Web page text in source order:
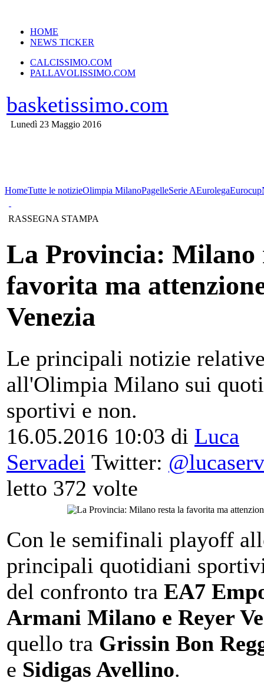
HOME
NEWS TICKER
CALCISSIMO.COM
PALLAVOLISSIMO.COM
basketissimo.com
Lunedì 23 Maggio 2016
HomeTutte le notizieOlimpia MilanoPagelleSerie AEurolegaEurocup
RASSEGNA STAMPA
La Provincia: Milano
favorita ma
Venezia
Le principali notizie
all'Olimpia Milano sui
sportivi e non.
16.05.2016 10:03 di Luca
Servadei Twitter:
letto 372 volte
Con le semifinali playoff
principali quotidiani
del confronto tra EA7
Armani Milano e Reyer
quello tra Grissin Bon
e Sidigas Avellino.